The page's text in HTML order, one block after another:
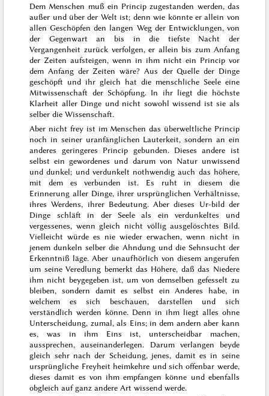
Dem Menschen muß ein Princip zugestanden werden, das
außer und über der Welt ist; denn wie könnte er allein von
allen Geschöpfen den langen Weg der Entwicklungen, von
der Gegenwart an bis in die tiefste Nacht der
Vergangenheit zurück verfolgen, er allein bis zum Anfang
der Zeiten aufsteigen, wenn in ihm nicht ein Princip vor
dem Anfang der Zeiten wäre? Aus der Quelle der Dinge
geschöpft und ihr gleich hat die menschliche Seele eine
Mitwissenschaft der Schöpfung. In ihr liegt die höchste
Klarheit aller Dinge und nicht sowohl wissend ist sie als
selber die Wissenschaft.
Aber nicht frey ist im Menschen das überweltliche Princip
noch in seiner uranfänglichen Lauterkeit, sondern an ein
anderes geringeres Princip gebunden. Dieses andere ist
selbst ein gewordenes und darum von Natur unwissend
und dunkel; und verdunkelt nothwendig auch das höhere,
mit dem es verbunden ist. Es ruht in diesem die
Erinnerung aller Dinge, ihrer ursprünglichen Verhältnisse,
ihres Werdens, ihrer Bedeutung. Aber dieses Ur-bild der
Dinge schläft in der Seele als ein verdunkeltes und
vergessenes, wenn gleich nicht völlig ausgelöschtes Bild.
Vielleicht würde es nie wieder erwachen, wenn nicht in
jenem dunkeln selber die Ahndung und die Sehnsucht der
Erkenntniß läge. Aber unaufhörlich von diesem angerufen
um seine Veredlung bemerkt das Höhere, daß das Niedere
ihm nicht beygegeben ist, um von demselben gefesselt zu
bleiben, sondern damit es selbst ein Anderes habe, in
welchem es sich beschauen, darstellen und sich
verständlich werden könne. Denn in ihm liegt alles ohne
Unterscheidung, zumal, als Eins; in dem andern aber kann
es, was in ihm Eins ist, unterscheidbar machen,
aussprechen, auseinanderlegen. Darum verlangen beyde
gleich sehr nach der Scheidung, jenes, damit es in seine
ursprüngliche Freyheit heimkehre und sich offenbar werde,
dieses damit es von ihm empfangen könne und ebenfalls
obgleich auf ganz andere Art wissend werde.